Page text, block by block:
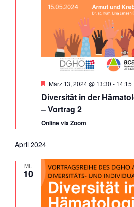
Empfohlen
März 13, 2024 @ 13:30 - 14:15
Diversität in der
– Vortrag 2
Online via Zoom
April 2024
MI.
10